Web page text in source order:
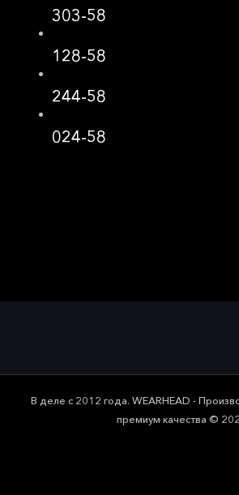
303-58
128-58
244-58
024-58
В деле с 2012 года. WEARHEAD -
премиум качества ©